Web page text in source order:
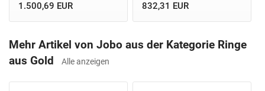
1.500,69 EUR 832,31 EUR
Mehr Artikel von Jobo aus der Kategorie Ringe
aus Gold
Alle anzeigen